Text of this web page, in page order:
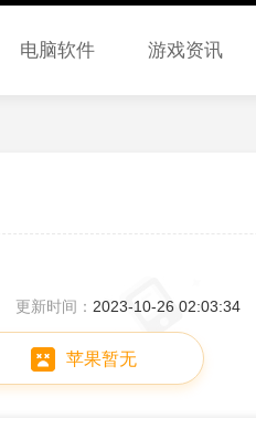
电脑软件 游戏资讯
更新时间： 2023-10-26 02:03:34
苹果暂无